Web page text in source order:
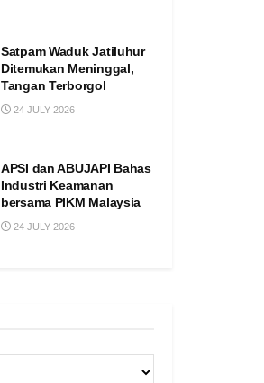
Satpam Waduk Jatiluhur
Ditemukan Meninggal,
Tangan Terborgol
24 JULY 2026
APSI dan ABUJAPI Bahas
Industri Keamanan
bersama PIKM Malaysia
24 JULY 2026